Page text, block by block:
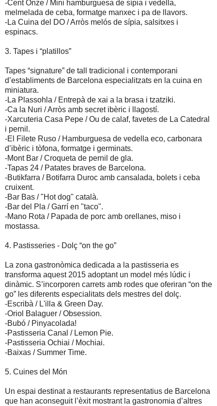
-Cent Onze / Mini hamburguesa de sípia i vedella,
melmelada de ceba, formatge manxec i pa de llavors.
-La Cuina del DO / Arròs melós de sípia, salsitxes i
espinacs.
3. Tapes i “platillos”
Tapes “signature” de tall tradicional i contemporani
d’establiments de Barcelona especialitzats en la cuina en
miniatura.
-La Plassohla / Entrepà de xai a la brasa i tzatziki.
-Ca la Nuri / Arròs amb secret ibèric i llagostí.
-Xarcuteria Casa Pepe / Ou de calaf, favetes de La Catedral
i pernil.
-El Filete Ruso / Hamburguesa de vedella eco, carbonara
d’ibèric i tòfona, formatge i germinats.
-Mont Bar / Croqueta de pernil de gla.
-Tapas 24 / Patates braves de Barcelona.
-Butikfarra / Botifarra Duroc amb cansalada, bolets i ceba
cruixent.
-Bar Bas / "Hot dog" català.
-Bar del Pla / Garrí en "taco".
-Mano Rota / Papada de porc amb orellanes, miso i
mostassa.
4. Pastisseries - Dolç “on the go”
La zona gastronòmica dedicada a la pastisseria es
transforma aquest 2015 adoptant un model més lúdic i
dinàmic. S’incorporen carrets amb rodes que oferiran “on the
go” les diferents especialitats dels mestres del dolç.
-Escribà / L'illa & Green Day.
-Oriol Balaguer / Obsession.
-Bubó / Pinyacolada!
-Pastisseria Canal / Lemon Pie.
-Pastisseria Ochiai / Mochiai.
-Baixas / Summer Time.
5. Cuines del Món
Un espai destinat a restaurants representatius de Barcelona
que han aconseguit l’èxit mostrant la gastronomia d’altres